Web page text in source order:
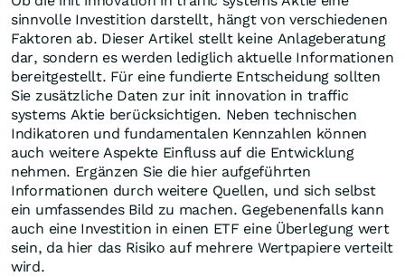
sinnvolle Investition darstellt, hängt von verschiedenen
Faktoren ab. Dieser Artikel stellt keine Anlageberatung
dar, sondern es werden lediglich aktuelle Informationen
bereitgestellt. Für eine fundierte Entscheidung sollten
Sie zusätzliche Daten zur init innovation in traffic
systems Aktie berücksichtigen. Neben technischen
Indikatoren und fundamentalen Kennzahlen können
auch weitere Aspekte Einfluss auf die Entwicklung
nehmen. Ergänzen Sie die hier aufgeführten
Informationen durch weitere Quellen, und sich selbst
ein umfassendes Bild zu machen. Gegebenenfalls kann
auch eine Investition in einen ETF eine Überlegung wert
sein, da hier das Risiko auf mehrere Wertpapiere verteilt
wird.